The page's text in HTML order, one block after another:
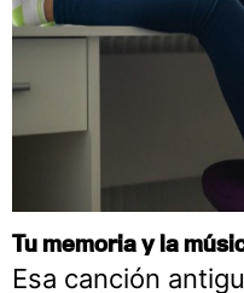
Tu memoria y la
Esa canción